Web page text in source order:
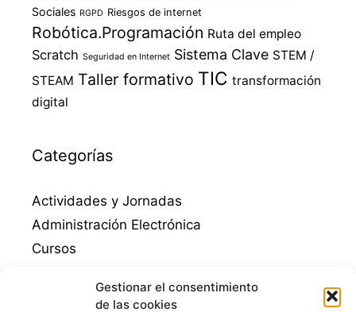
Gestionar el consentimiento
de las cookies
Sociales RGPD Riesgos de internet
Robótica.Programación Ruta del empleo
Scratch Seguridad en Internet Sistema Clave STEM /
STEAM Taller formativo TIC transformación
digital
Categorías
Actividades y Jornadas
Administración Electrónica
Cursos